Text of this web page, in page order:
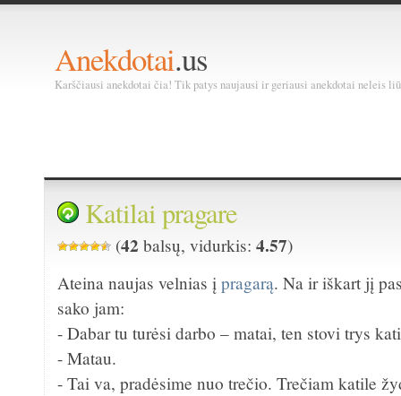
Anekdotai.us
Karščiausi anekdotai čia! Tik patys naujausi ir geriausi anekdotai neleis
Katilai pragare
(42 balsų, vidurkis:4.57)
Ateina naujas velnias įpragarą. Na ir iškart jį
sako jam:
- Dabar tu turėsi darbo – matai, ten stovi trys
- Matau.
- Tai va, pradėsime nuo trečio. Trečiam katile